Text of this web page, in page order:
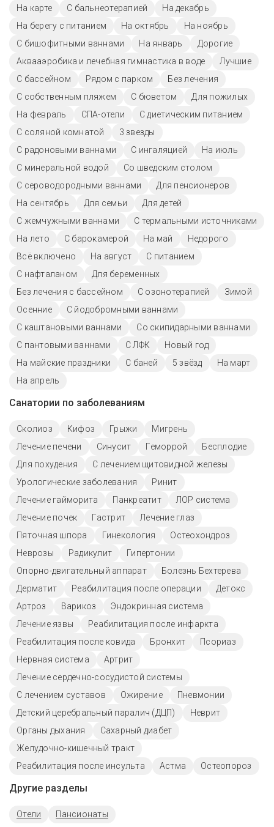
На карте
С бальнеотерапией
На декабрь
На берегу с питанием
На октябрь
На ноябрь
С бишофитными ваннами
На январь
Дорогие
Аквааэробика и лечебная гимнастика в воде
Лучшие
C бассейном
Рядом с парком
Без лечения
С собственным пляжем
С бюветом
Для пожилых
На февраль
СПА-отели
С диетическим питанием
С соляной комнатой
3 звезды
С радоновыми ваннами
С ингаляцией
На июль
С минеральной водой
Со шведским столом
С сероводородными ваннами
Для пенсионеров
На сентябрь
Для семьи
Для детей
С жемчужными ваннами
С термальными источниками
На лето
С барокамерой На май
Недорого
Всё включено
На август
С питанием
С нафталаном
Для беременных
Без лечения с бассейном
С озонотерапией
Зимой
Осенние
С йодобромными ваннами
С каштановыми ваннами
Со скипидарными ваннами
С пантовыми ваннами
С ЛФК
Новый год
На майские праздники
С баней 5 звёзд
На март
На апрель
Санатории по заболеваниям
Сколиоз Кифоз Грыжи
Мигрень
Лечение печени
Синусит Геморрой
Бесплодие
Для похудения
С лечением щитовидной железы
Урологические заболевания
Ринит
Лечение гайморита
Панкреатит
ЛОР система
Лечение почек
Гастрит
Лечение глаз
Пяточная шпора
Гинекология
Остеохондроз
Неврозы
Радикулит
Гипертонии
Опорно-двигательный аппарат
Болезнь Бехтерева
Дерматит
Реабилитация после операции
Детокс
Артроз
Варикоз
Эндокринная система
Лечение язвы
Реабилитация после инфаркта
Реабилитация после ковида
Бронхит
Псориаз
Нервная система
Артрит
Лечение сердечно-сосудистой системы
С лечением суставов
Ожирение
Пневмонии
Детский церебральный паралич (ДЦП)
Неврит
Органы дыхания
Сахарный диабет
Желудочно-кишечный тракт
Реабилитация после инсульта
Астма Остеопороз
Другие разделы
Отели Пансионаты